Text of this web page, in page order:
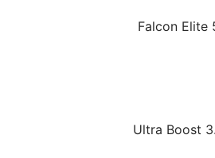
Falcon Elite
Ultra Boost